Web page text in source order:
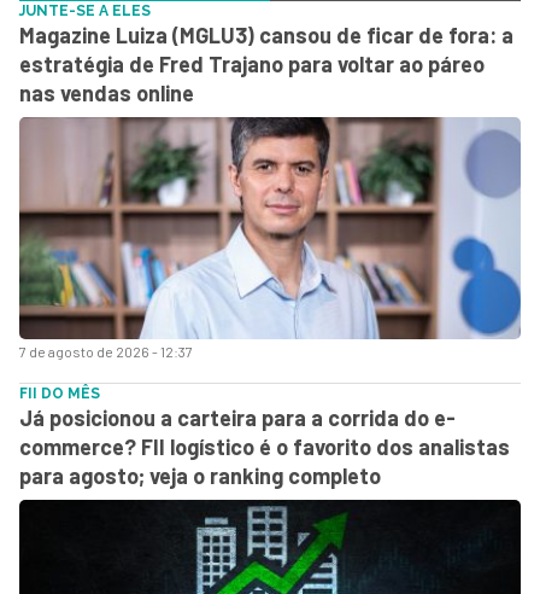
7 de agosto de 2026 - 12:37
JUNTE-SE A ELES
Magazine Luiza (MGLU3) cansou de ficar de fora: a
estratégia de Fred Trajano para voltar ao páreo
nas vendas online
FII DO MÊS
Já posicionou a carteira para a corrida do e-
commerce? FII logístico é o favorito dos analistas
para agosto; veja o ranking completo